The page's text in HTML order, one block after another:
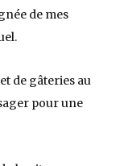
de mes
de gâteries au
pour une